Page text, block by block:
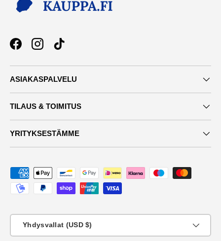
FacebookInstagramTikTok
ASIAKASPALVELU
TILAUS & TOIMITUS
YRITYKSESTÄMME
Maksutavat
Yhdysvallat (USD $)